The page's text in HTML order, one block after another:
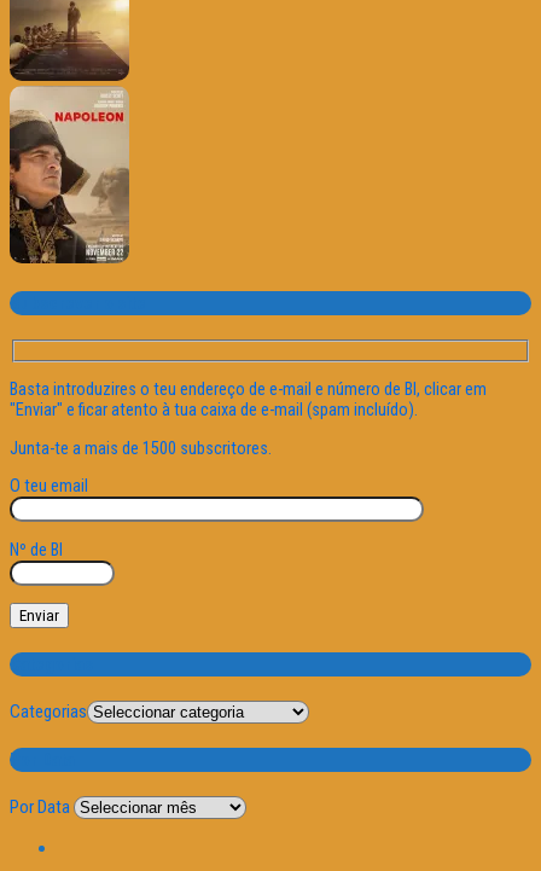
Subscrever o site
Basta introduzires o teu endereço de e-mail e número de BI, clicar em
"Enviar" e ficar atento à tua caixa de e-mail (spam incluído).
Junta-te a mais de 1500 subscritores.
O teu email
Nº de BI
Categorias
Categorias
Por Data
Por Data